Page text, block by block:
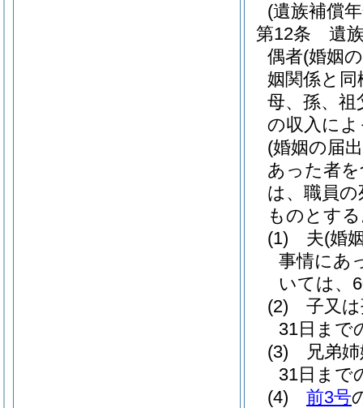
(遺族補償
第12条
遺
偶者(婚姻
姻関係と
母、孫、
の収入に
(婚姻の届
あった者
は、職員
ものとす
(1)
夫(婚
事情にあ
いては、
(2)
子又
31日まで
(3)
兄弟
31日まで
(4)
前3号